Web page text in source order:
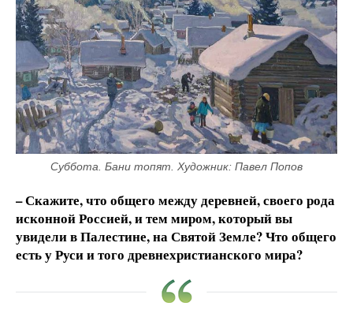
Суббота. Бани топят. Художник: Павел Попов
– Скажите, что общего между деревней, своего рода
исконной Россией, и тем миром, который вы
увидели в Палестине, на Святой Земле? Что общего
есть у Руси и того древнехристианского мира?